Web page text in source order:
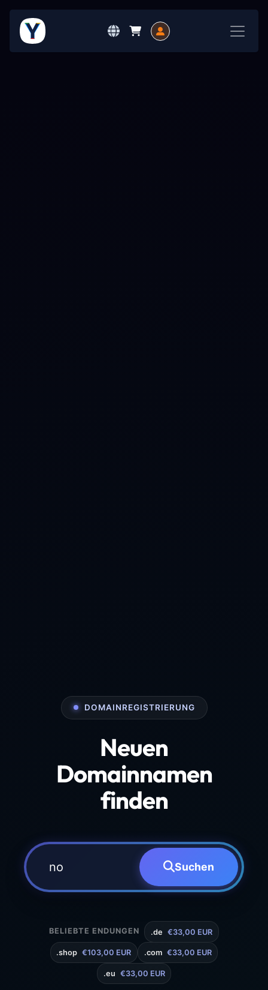
DOMAINREGISTRIERUNG
Neuen
Domainnamen
finden
Suchen
BELIEBTE ENDUNGEN .de €33,00 EUR
.shop €103,00 EUR .com €33,00 EUR
.eu €33,00 EUR